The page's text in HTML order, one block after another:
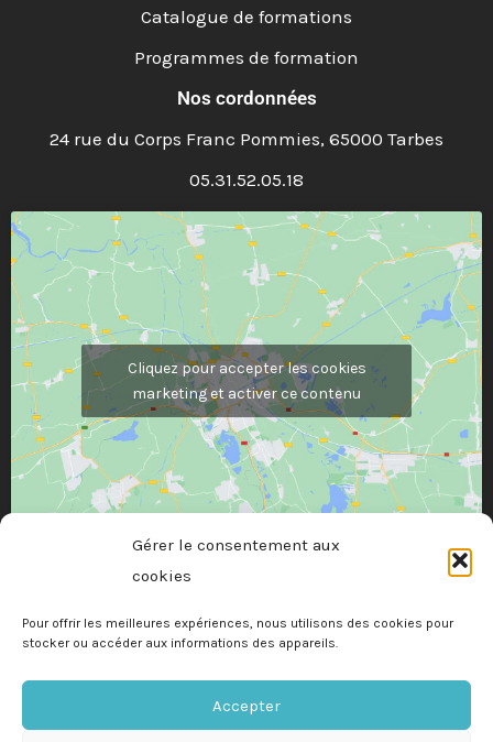
Gérer le consentement aux
cookies
Pour offrir les meilleures expériences, nous utilisons des cookies pour
stocker ou accéder aux informations des appareils.
Accepter
Catalogue de formations
Programmes de formation
Nos cordonnées
24 rue du Corps Franc Pommies, 65000 Tarbes
05.31.52.05.18
Cliquez pour accepter les cookies
marketing et activer ce contenu